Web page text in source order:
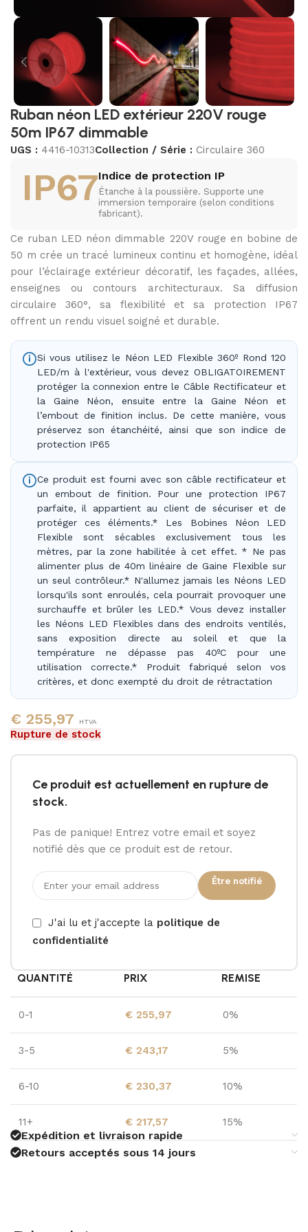
Ruban néon LED extérieur 220V rouge
50m IP67 dimmable
UGS : 4416-10313Collection / Série : Circulaire 360
IP67Indice de protection IP
Étanche à la poussière. Supporte une
immersion temporaire (selon conditions
fabricant).
Ce ruban LED néon dimmable 220V rouge en bobine de
50 m crée un tracé lumineux continu et homogène, idéal
pour l’éclairage extérieur décoratif, les façades, allées,
enseignes ou contours architecturaux. Sa diffusion
circulaire 360°, sa flexibilité et sa protection IP67
offrent un rendu visuel soigné et durable.
Si vous utilisez le Néon LED Flexible 360º Rond 120
LED/m à l'extérieur, vous devez OBLIGATOIREMENT
protéger la connexion entre le Câble Rectificateur et
la Gaine Néon, ensuite entre la Gaine Néon et
l’embout de finition inclus. De cette manière, vous
préservez son étanchéité, ainsi que son indice de
protection IP65
Ce produit est fourni avec son câble rectificateur et
un embout de finition. Pour une protection IP67
parfaite, il appartient au client de sécuriser et de
protéger ces éléments.* Les Bobines Néon LED
Flexible sont sécables exclusivement tous les
mètres, par la zone habilitée à cet effet. * Ne pas
alimenter plus de 40m linéaire de Gaine Flexible sur
un seul contrôleur.* N'allumez jamais les Néons LED
lorsqu'ils sont enroulés, cela pourrait provoquer une
surchauffe et brûler les LED.* Vous devez installer
les Néons LED Flexibles dans des endroits ventilés,
sans exposition directe au soleil et que la
température ne dépasse pas 40ºC pour une
utilisation correcte.* Produit fabriqué selon vos
critères, et donc exempté du droit de rétractation
€ 255,97 HTVA
Rupture de stock
Ce produit est actuellement en rupture de
stock.
Pas de panique! Entrez votre email et soyez
notifié dès que ce produit est de retour.
Être notifié
J'ai lu et j'accepte la politique de
confidentialité
QUANTITÉ PRIX REMISE
0-1 € 255,97 0%
3-5 € 243,17 5%
6-10 € 230,37 10%
11+ € 217,57 15%
Expédition et livraison rapide
Retours acceptés sous 14 jours